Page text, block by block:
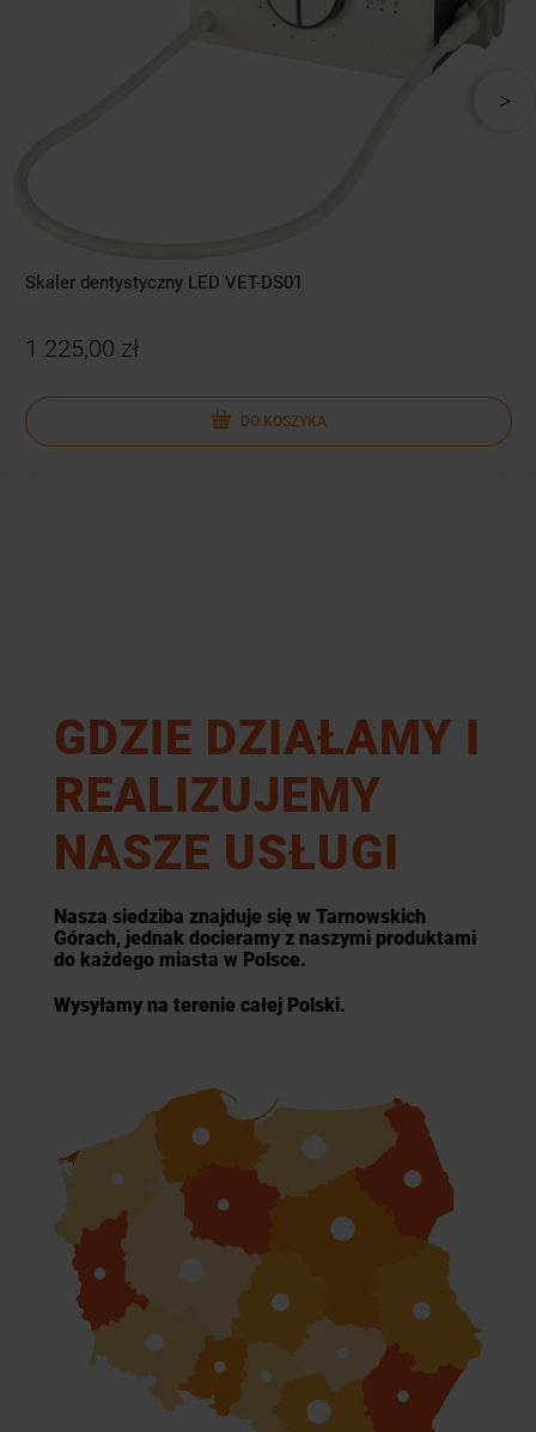
Skaler dentystyczny LED VET-DS01
1 225,00 zł
DO KOSZYKA
GDZIE DZIAŁAMY I
REALIZUJEMY
NASZE USŁUGI
Nasza siedziba znajduje się w Tarnowskich
Górach, jednak docieramy z naszymi produktami
do każdego miasta w Polsce.
Wysyłamy na terenie całej Polski.